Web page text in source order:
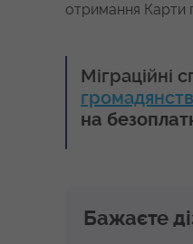
отримання Карти
Міграційні
на
Бажаєте